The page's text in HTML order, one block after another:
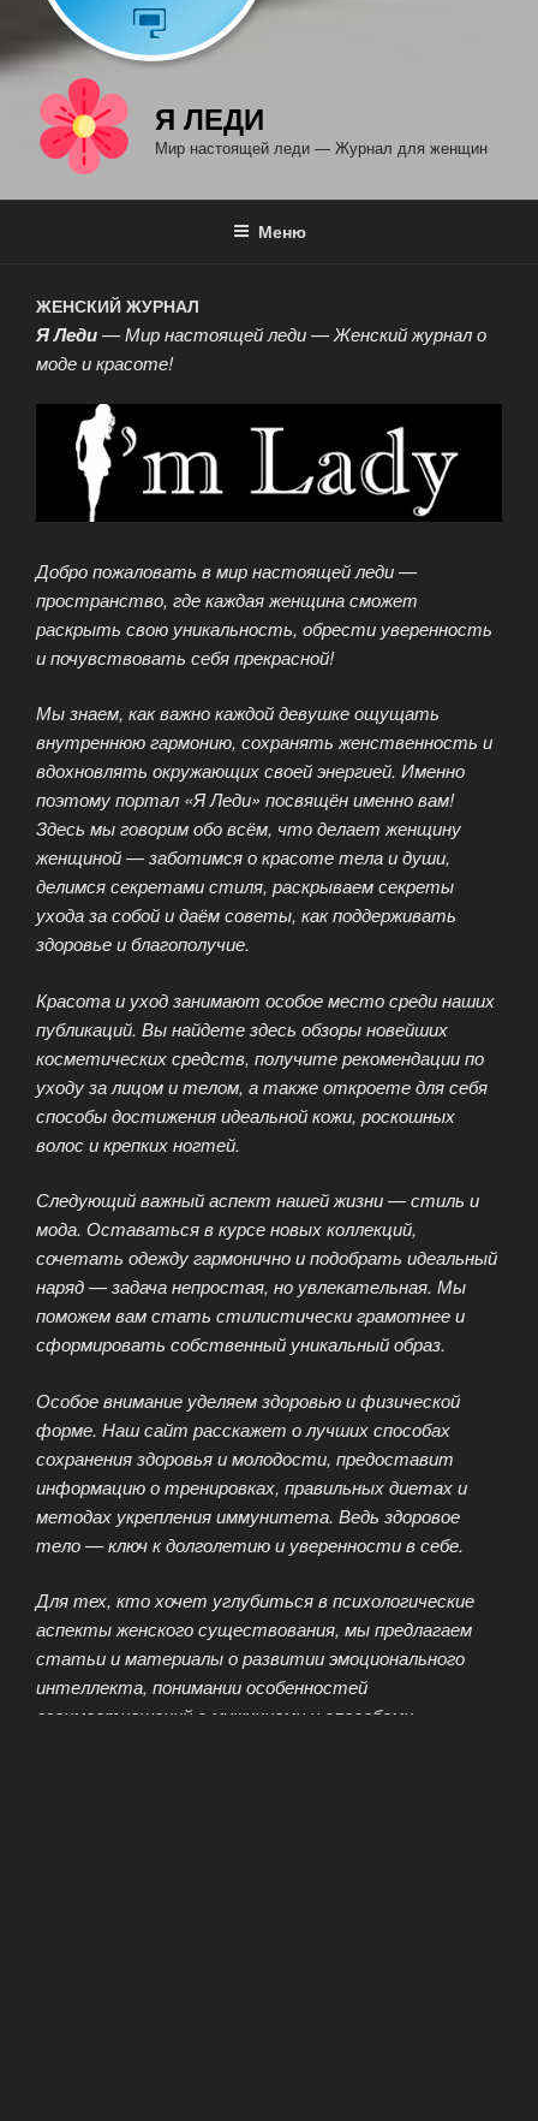
Я ЛЕДИ
Мир настоящей леди — Журнал для женщин
Меню
ЖЕНСКИЙ ЖУРНАЛ
Я Леди— Мир настоящей леди — Женский журнал о
моде и красоте!
Добро пожаловать в мир настоящей леди —
пространство, где каждая женщина сможет
раскрыть свою уникальность, обрести уверенность
и почувствовать себя прекрасной!
Мы знаем, как важно каждой девушке ощущать
внутреннюю гармонию, сохранять женственность и
вдохновлять окружающих своей энергией. Именно
поэтому портал «Я Леди» посвящён именно вам!
Здесь мы говорим обо всём, что делает женщину
женщиной — заботимся о красоте тела и души,
делимся секретами стиля, раскрываем секреты
ухода за собой и даём советы, как поддерживать
здоровье и благополучие.
Красота и уход занимают особое место среди наших
публикаций. Вы найдете здесь обзоры новейших
косметических средств, получите рекомендации по
уходу за лицом и телом, а также откроете для себя
способы достижения идеальной кожи, роскошных
волос и крепких ногтей.
Следующий важный аспект нашей жизни — стиль и
мода. Оставаться в курсе новых коллекций,
сочетать одежду гармонично и подобрать идеальный
наряд — задача непростая, но увлекательная. Мы
поможем вам стать стилистически грамотнее и
сформировать собственный уникальный образ.
Особое внимание уделяем здоровью и физической
форме. Наш сайт расскажет о лучших способах
сохранения здоровья и молодости, предоставит
информацию о тренировках, правильных диетах и
методах укрепления иммунитета. Ведь здоровое
тело — ключ к долголетию и уверенности в себе.
Для тех, кто хочет углубиться в психологические
аспекты женского существования, мы предлагаем
статьи и материалы о развитии эмоционального
интеллекта, понимании особенностей
взаимоотношений с мужчинами и способами